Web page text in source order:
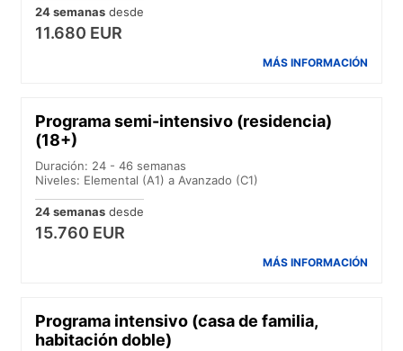
24 semanas desde
11.680 EUR
MÁS INFORMACIÓN
Programa semi-intensivo (residencia)
(18+)
Duración: 24 - 46 semanas
Niveles: Elemental (A1) a Avanzado (C1)
24 semanas desde
15.760 EUR
MÁS INFORMACIÓN
Programa intensivo (casa de familia,
habitación doble)